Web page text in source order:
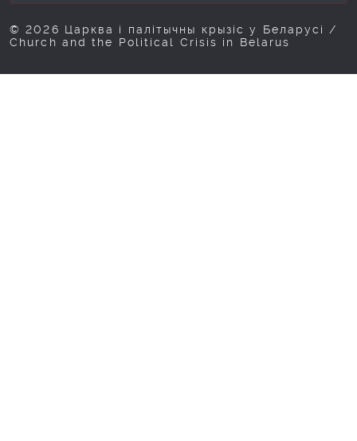
© 2026 Царква і палітычны крызіс у Беларусі /
Church and the Political Crisis in Belarus